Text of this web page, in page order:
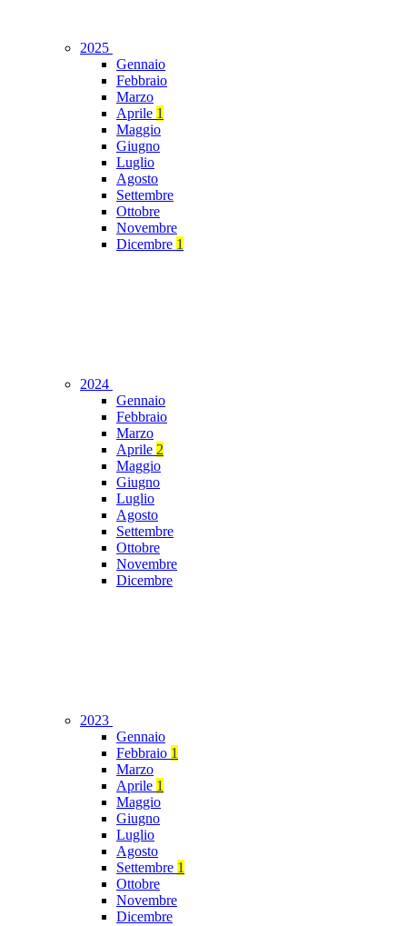
2025
Gennaio
Febbraio
Marzo
Aprile 1
Maggio
Giugno
Luglio
Agosto
Settembre
Ottobre
Novembre
Dicembre 1
2024
Gennaio
Febbraio
Marzo
Aprile 2
Maggio
Giugno
Luglio
Agosto
Settembre
Ottobre
Novembre
Dicembre
2023
Gennaio
Febbraio 1
Marzo
Aprile 1
Maggio
Giugno
Luglio
Agosto
Settembre 1
Ottobre
Novembre
Dicembre